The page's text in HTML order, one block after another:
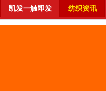
凯发一触即发 纺织资讯